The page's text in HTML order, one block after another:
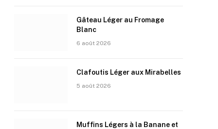
Gâteau Léger au Fromage
Blanc
6 août 2026
Clafoutis Léger aux Mirabelles
5 août 2026
Muffins Légers à la Banane et